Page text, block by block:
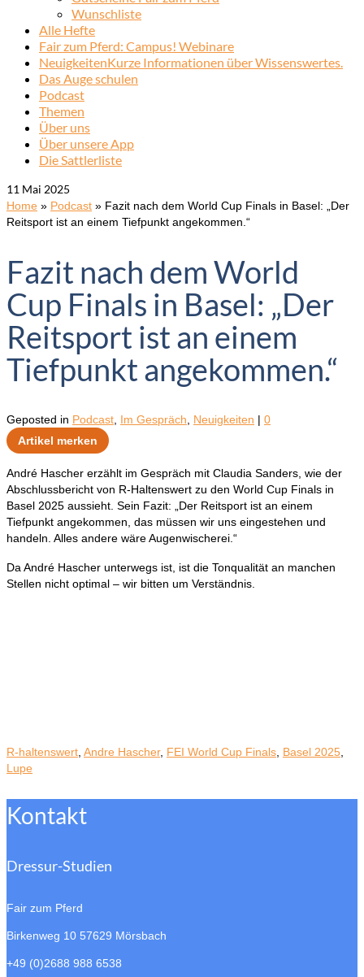
Wunschliste
Alle Hefte
Fair zum Pferd: Campus! Webinare
NeuigkeitenKurze Informationen über Wissenswertes.
Das Auge schulen
Podcast
Themen
Über uns
Über unsere App
Die Sattlerliste
11 Mai 2025
Home » Podcast » Fazit nach dem World Cup Finals in Basel: „Der
Reitsport ist an einem Tiefpunkt angekommen.“
Fazit nach dem World
Cup Finals in Basel: „Der
Reitsport ist an einem
Tiefpunkt angekommen.“
Geposted in Podcast Im Gespräch Neuigkeiten | 0
Artikel merken
André Hascher erzählt im Gespräch mit Claudia Sanders, wie der
Abschlussbericht von R-Haltenswert zu den World Cup Finals in
Basel 2025 aussieht. Sein Fazit: „ Der Reitsport ist an einem
Tiefpunkt angekommen, das müssen wir uns eingestehen und
handeln. Alles andere wäreAugenwischerei.“
Da André Hascher unterwegs ist, ist die Tonqualität an manchen
Stellen nicht optimal – wir bitten um Verständnis.
R-haltenswert Andre Hascher, FEI World Cup Finals Basel 2025
Lupe
Kontakt
Dressur-Studien
Fair zum Pferd
Birkenweg 10 57629 Mörsbach
+49 (0)2688 988 6538